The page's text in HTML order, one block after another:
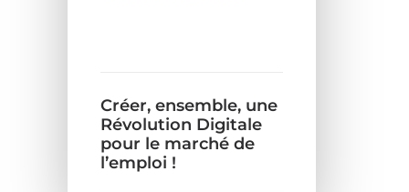
Créer, ensemble, une
Révolution Digitale
pour le marché de
l’emploi !